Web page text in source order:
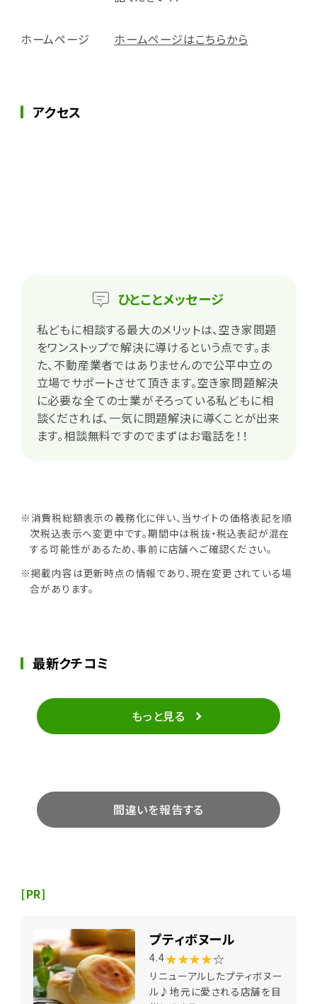
ホームページ ホームページはこちらから
アクセス
ひとことメッセージ
私どもに相談する最大のメリットは、空き家問題
をワンストップで解決に導けるという点です。ま
た、不動産業者ではありませんので公平中立の
立場でサポートさせて頂きます。空き家問題解決
に必要な全ての士業がそろっている私どもに相
談くだされば、一気に問題解決に導くことが出来
ます。相談無料ですのでまずはお電話を！！
※消費税総額表示の義務化に伴い、当サイトの価格表記を順
次税込表示へ変更中です。期間中は税抜・税込表記が混在
する可能性があるため、事前に店舗へご確認ください。
※掲載内容は更新時点の情報であり、現在変更されている場
合があります。
最新クチコミ
もっと見る
間違いを報告する
[PR]
プティボヌール
4.4★★★★☆
リニューアルしたプティボヌー
ル♪地元に愛される店舗を目